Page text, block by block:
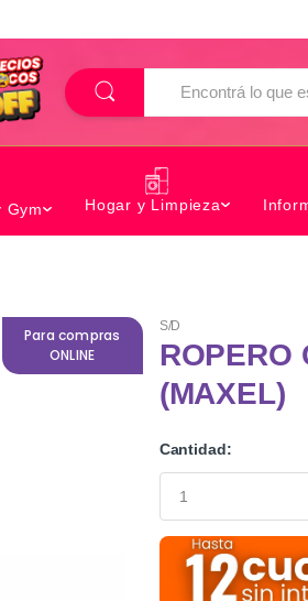
B
u
s
Gym Hogar y Limpieza
Para compras
ONLINE
S/D
ROPERO
(MAXEL)
Cantidad: